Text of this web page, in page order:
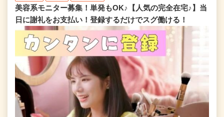
美容系モニター募集！単発もOK♪【人気の完全在宅♪】当
日に謝礼をお支払い！登録するだけでスグ働ける！